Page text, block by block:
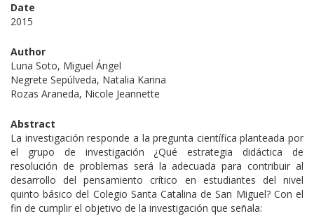
Date
2015
Author
Luna Soto, Miguel Ángel
Negrete Sepúlveda, Natalia Karina
Rozas Araneda, Nicole Jeannette
Abstract
La investigación responde a la pregunta científica planteada por
el grupo de investigación ¿Qué estrategia didáctica de
resolución de problemas será la adecuada para contribuir al
desarrollo del pensamiento crítico en estudiantes del nivel
quinto básico del Colegio Santa Catalina de San Miguel? Con el
fin de cumplir el objetivo de la investigación que señala: